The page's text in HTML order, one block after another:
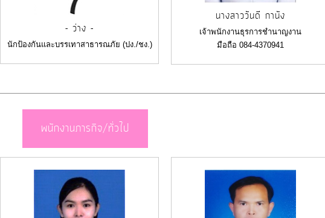
- ว่าง -
นักป้องกันและบรรเทาสาธารณภัย (ปง./ชง.)
นางสาววันดี กานัง
เจ้าพนักงานธุรการชำนาญงาน
มือถือ 084-4370941
พนักงานภารกิจ/ทั่วไป